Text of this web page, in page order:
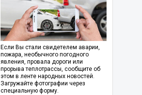
Если Вы стали свидетелем аварии,
пожара, необычного погодного
явления, провала дороги или
прорыва теплотрассы, сообщите об
этом в ленте народных новостей.
Загружайте фотографии через
специальную форму.